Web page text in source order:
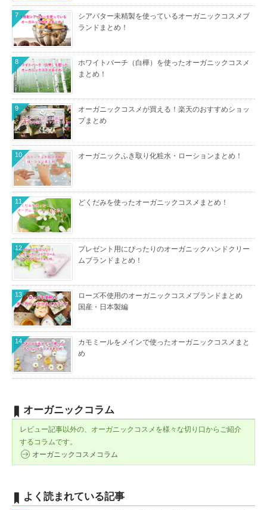
シアバター未精製を使っているオーガニックコスメブ
ランドまとめ！
7
ホワイトバーチ（白樺）を使ったオーガニックコスメ
まとめ！
8
オーガニックコスメが買える！楽天のおすすめショッ
プまとめ
9
オーガニックふき取り化粧水・ローションまとめ！
10
どくだみを使ったオーガニックコスメまとめ！
11
プレゼント用にぴったりのオーガニックハンドクリー
ムブランドまとめ！
12
ローズ不使用のオーガニックコスメブランドまとめ
国産・日本製編
13
カモミールをメインで使ったオーガニックコスメまと
め
14
オーガニックコラム
レビュー記事以外の、オーガニックコスメを様々な切り口からご紹介
するコラムです。
オーガニックコスメコラム
よく読まれている記事